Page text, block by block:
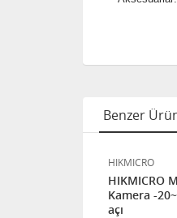
Benzer
HIKMICRO
HIKMICRO
Kamera -
açı